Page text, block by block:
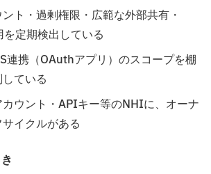
ト・過剰権限・広範な外部共有・
定期検出している
連携（OAuthアプリ）のスコープを棚
ている
ウント・APIキー等のNHIに、オーナ
イクルがある